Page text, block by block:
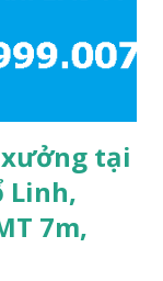
với khách
xưởng tại
Linh,
7m,